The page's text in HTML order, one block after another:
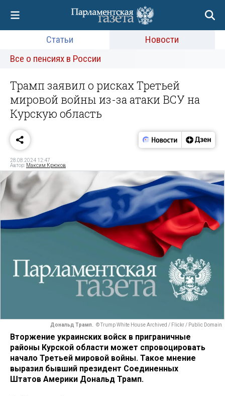
Статьи
Новости
Все о пенсиях в России
Трамп заявил о рисках Третьей
мировой войны из-за атаки ВСУ на
Курскую область
28.08.2024 12:47
Автор: Максим Крюков
Дональд Трамп. © Trump White House Archived / Flickr / Public Domain
Вторжение украинских войск в приграничные
районы Курской области может спровоцировать
начало Третьей мировой войны. Такое мнение
выразил бывший президент Соединенных
Штатов Америки Дональд Трамп.